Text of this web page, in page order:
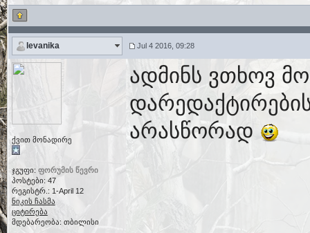
levanika Jul 4 2016, 09:28
ქვით მონადირე
ჯგუფი: ფორუმის წევრი
პოსტები: 47
რეგისტრ.: 1-April 12
ნიკის ჩასმა
ციტირება
მდებარეობა: თბილისი
ადმინს ვთხოვ
არასწორად